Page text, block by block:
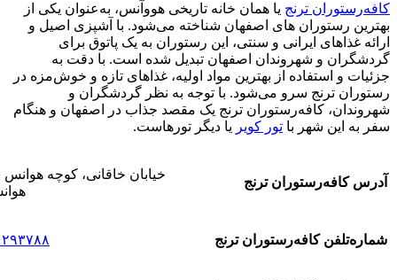
کافه‌رستوران ترنج یا همان خانه تاریخی هووآنس، به‌عنوان یکی از
بهترین رستوران های اصفهان شناخته می‌شود. با آشپزی اصیل و
ارائه غذاهای ایرانی و سنتی، این رستوران به یک پاتوق برای
گردشگران و شهروندان اصفهان تبدیل شده است. با دقت به
جزئیات و استفاده از بهترین مواد اولیه، غذاهای تازه و خوش‌مزه در
رستوران ترنج سرو می‌شود. با توجه به نظر گردشگران و
شهروندان، کافه‌رستوران ترنج یک مقصد جذاب در اصفهان و هنگام
سفر به این شهر با تور کویر یا دیگر تورهاست.
آدرس کافه‌رستوران ترنج
خیابان خاقانی، کوچه
شماره‌تلفن کافه‌رستوران ترنج